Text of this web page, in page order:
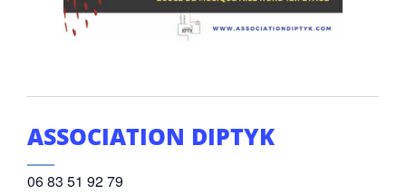
ASSOCIATION DIPTYK
06 83 51 92 79